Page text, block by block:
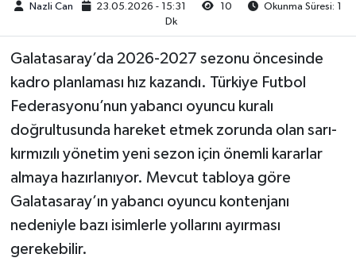
Nazli Can 23.05.2026 - 15:31 10
Okunma Süresi: 1
Dk
Galatasaray’da 2026-2027 sezonu öncesinde
kadro planlaması hız kazandı. Türkiye Futbol
Federasyonu’nun yabancı oyuncu kuralı
doğrultusunda hareket etmek zorunda olan sarı-
kırmızılı yönetim yeni sezon için önemli kararlar
almaya hazırlanıyor. Mevcut tabloya göre
Galatasaray’ın yabancı oyuncu kontenjanı
nedeniyle bazı isimlerle yollarını ayırması
gerekebilir.